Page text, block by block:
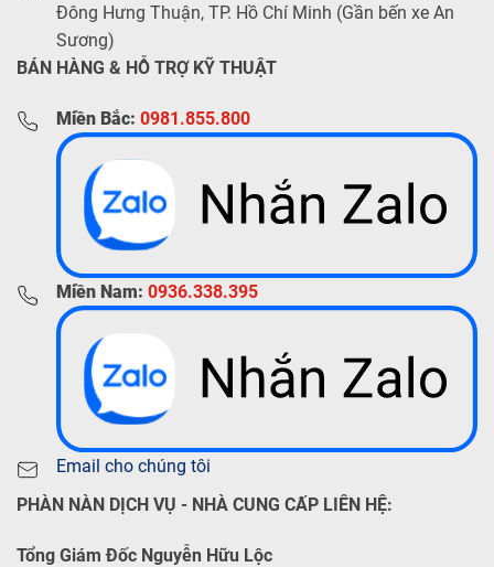
Đông Hưng Thuận, TP. Hồ Chí Minh (Gần bến xe An
Sương)
BÁN HÀNG & HỖ TRỢ KỸ THUẬT
Miền Bắc: 0981.855.800
Miền Nam: 0936.338.395
Email cho chúng tôi
PHÀN NÀN DỊCH VỤ - NHÀ CUNG CẤP LIÊN HỆ:
Tổng Giám Đốc Nguyễn Hữu Lộc